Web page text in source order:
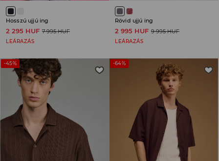
Hosszú ujjú ing
2 295 HUF 7 995 HUF
LEÁRAZÁS
Rövid ujjú ing
2 995 HUF 9 995 HUF
LEÁRAZÁS
-45% -64%